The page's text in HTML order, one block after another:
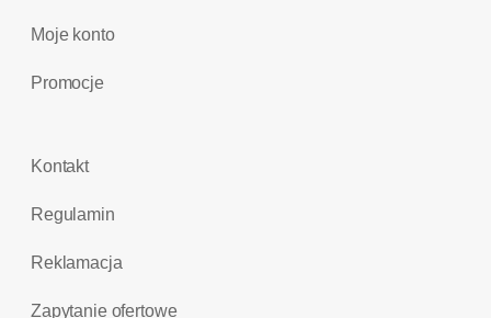
Moje konto
Promocje
Kontakt
Regulamin
Reklamacja
Zapytanie ofertowe